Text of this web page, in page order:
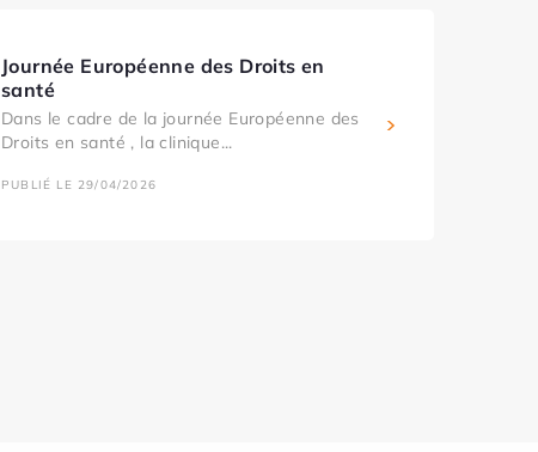
Journée Européenne des Droits en
santé
Dans le cadre de la journée Européenne des
Droits en santé , la clinique...
PUBLIÉ LE 29/04/2026